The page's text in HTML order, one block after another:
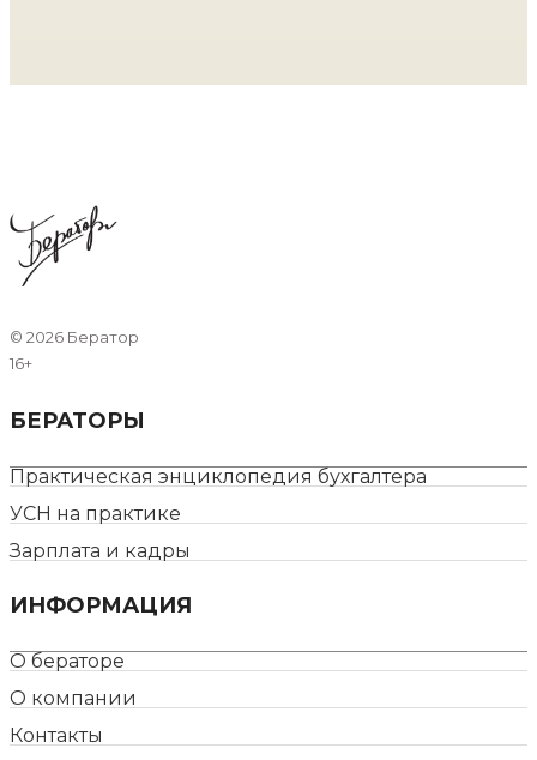
© 2026 Бератор
16+
БЕРАТОРЫ
Практическая энциклопедия бухгалтера
УСН на практике
Зарплата и кадры
ИНФОРМАЦИЯ
О бераторе
О компании
Контакты